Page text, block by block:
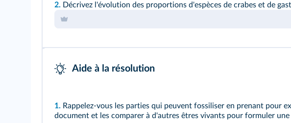
2. Décrivez l'évolution des proportions d'espèces de crabes et de
Aide à la résolution
1. Rappelez-vous les parties qui peuvent fossiliser en prenant pour
document et les comparer à d'autres êtres vivants pour formuler une